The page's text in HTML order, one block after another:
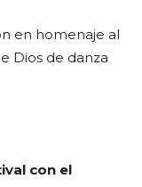
en homenaje al
Dios de danza
con el